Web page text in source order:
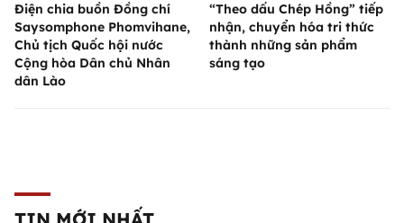
Điện chia buồn Đồng chí
Saysomphone Phomvihane,
Chủ tịch Quốc hội nước
Cộng hòa Dân chủ Nhân
dân Lào
“Theo dấu Chép Hồng” tiếp
nhận, chuyển hóa tri thức
thành những sản phẩm
sáng tạo